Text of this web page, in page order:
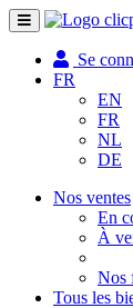
Toggle
navigation
Se
FR
EN
FR
NL
DE
Nos ventes
En
À
Nos
Tous les